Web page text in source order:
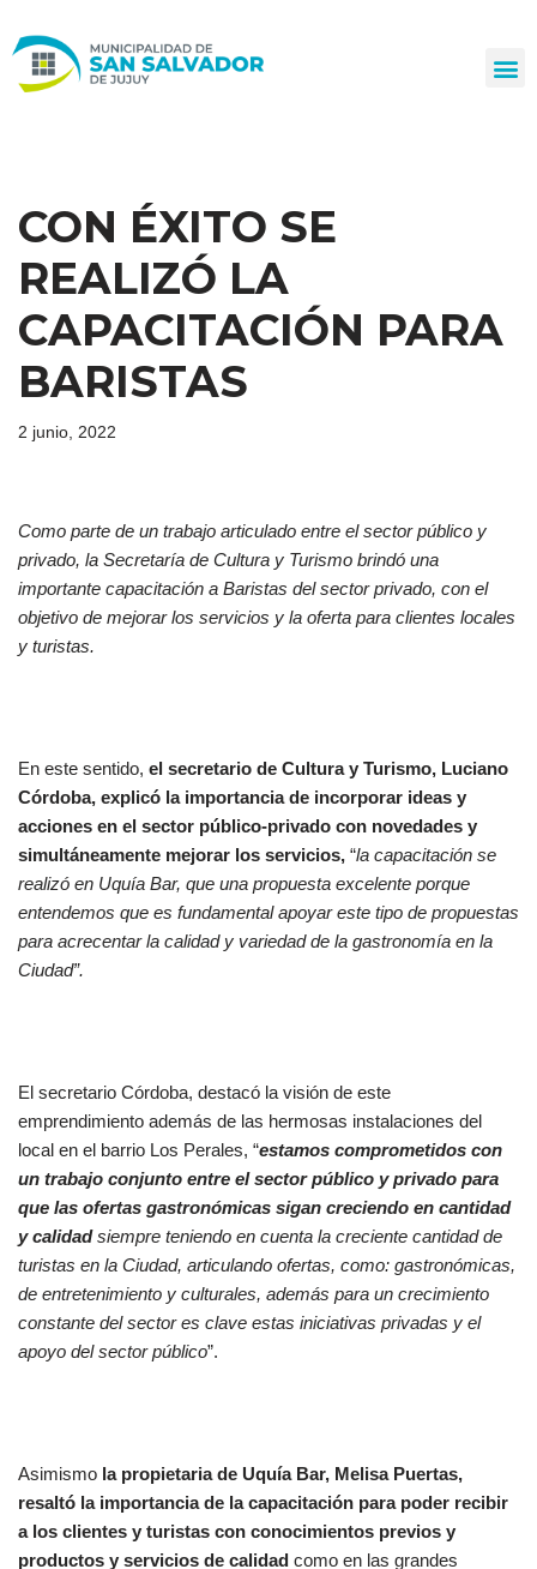
al
CON ÉXITO SE
REALIZÓ LA
CAPACITACIÓN PARA
BARISTAS
2 junio, 2022
Como parte de un trabajo articulado entre el sector público y
privado, la Secretaría de Cultura y Turismo brindó una
importante capacitación a Baristas del sector privado, con el
objetivo de mejorar los servicios y la oferta para clientes locales
y turistas.
En este sentido, el secretario de Cultura y Turismo, Luciano
Córdoba, explicó la importancia de incorporar ideas y
acciones en el sector público-privado con novedades y
simultáneamente mejorar los servicios, “la capacitación se
realizó en Uquía Bar, que una propuesta excelente porque
entendemos que es fundamental apoyar este tipo de propuestas
para acrecentar la calidad y variedad de la gastronomía en la
Ciudad”.
El secretario Córdoba, destacó la visión de este
emprendimiento además de las hermosas instalaciones del
local en el barrio Los Perales, “estamos comprometidos con
un trabajo conjunto entre el sector público y privado para
que las ofertas gastronómicas sigan creciendo en cantidad
y calidadsiempre teniendo en cuenta la creciente cantidad de
turistas en la Ciudad, articulando ofertas, como: gastronómicas,
de entretenimiento y culturales, además para un crecimiento
constante del sector es clave estas iniciativas privadas y el
apoyo del sector público”.
Asimismo la propietaria de Uquía Bar, Melisa Puertas,
resaltó la importancia de la capacitación para poder recibir
a los clientes y turistas con conocimientos previos y
productos y servicios de calidad como en las grandes